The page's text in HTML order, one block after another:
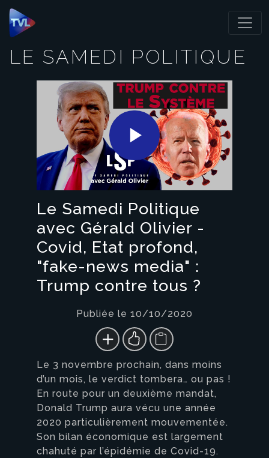
Panneau de gestion des cookies
LE SAMEDI POLITIQUE
Play
Video
Le Samedi Politique
avec Gérald Olivier -
Covid, Etat profond,
"fake-news media" :
Trump contre tous ?
Publiée le 10/10/2020
Le 3 novembre prochain, dans moins
d’un mois, le verdict tombera… ou pas !
En route pour un deuxième mandat,
Donald Trump aura vécu une année
2020 particulièrement mouvementée.
Son bilan économique est largement
chahuté par l’épidémie de Covid-19.